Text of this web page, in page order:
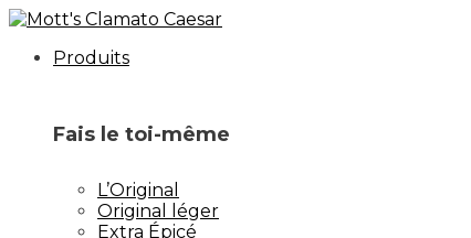
Aller
contenuProduits
Fais le toi-même
L’Original
Original léger
Extra Épicé